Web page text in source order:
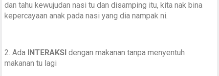
dan tahu kewujudan nasi tu dan disamping itu, kita nak bina
kepercayaan anak pada nasi yang dia nampak ni.
2. Ada INTERAKSIdengan makanan tanpa menyentuh
makanan tu lagi